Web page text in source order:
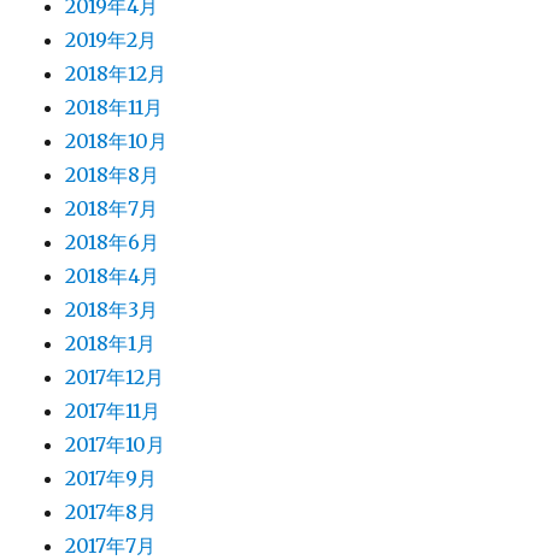
2019年4月
2019年2月
2018年12月
2018年11月
2018年10月
2018年8月
2018年7月
2018年6月
2018年4月
2018年3月
2018年1月
2017年12月
2017年11月
2017年10月
2017年9月
2017年8月
2017年7月